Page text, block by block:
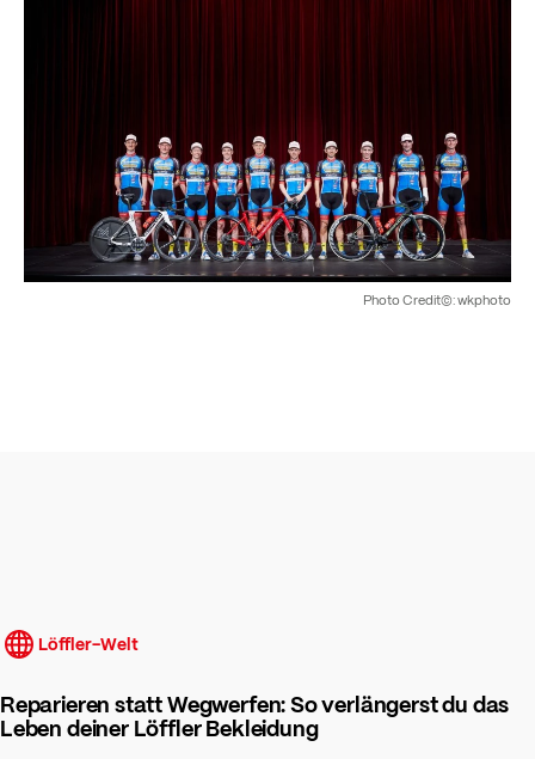
Photo Credit©: wkphoto
Löffler-Welt
Reparieren statt Wegwerfen: So verlängerst du das
Leben deiner Löffler Bekleidung